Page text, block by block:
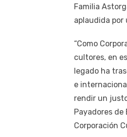
Familia
aplaudida
“Como
cultores, en
legado ha
e
rendir un
Payadores de
Corporación